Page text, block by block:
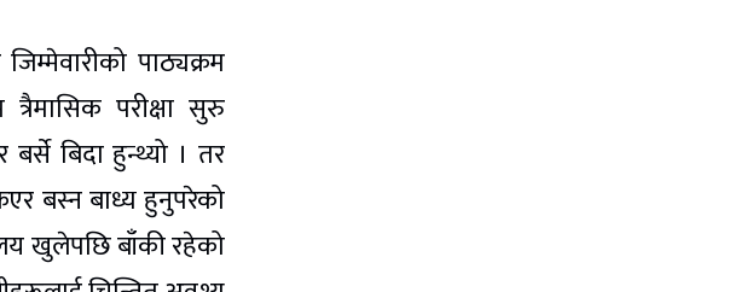
पाठ्यक्रम
परीक्षा सुरु
बिदा हुन्थ्यो । तर
बस्न बाध्य हुनुपरेको
खुलेपछि बाँकी रहेको